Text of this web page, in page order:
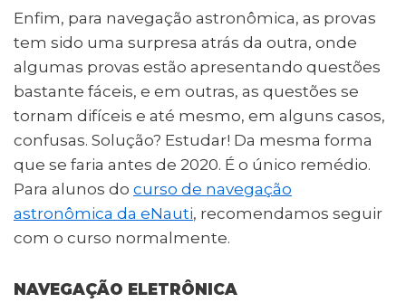
Enfim, para navegação astronômica, as provas
tem sido uma surpresa atrás da outra, onde
algumas provas estão apresentando questões
bastante fáceis, e em outras, as questões se
tornam difíceis e até mesmo, em alguns casos,
confusas. Solução? Estudar! Da mesma forma
que se faria antes de 2020. É o único remédio.
Para alunos do curso de navegação
astronômica da eNauti, recomendamos seguir
com o curso normalmente.
NAVEGAÇÃO ELETRÔNICA